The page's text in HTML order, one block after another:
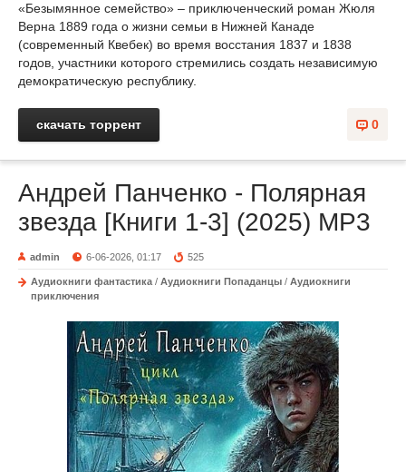
«Безымянное семейство» – приключенческий роман Жюля
Верна 1889 года о жизни семьи в Нижней Канаде
(современный Квебек) во время восстания 1837 и 1838
годов, участники которого стремились создать независимую
демократическую республику.
0
скачать торрент
Андрей Панченко - Полярная
звезда [Книги 1-3] (2025) MP3
admin 6-06-2026, 01:17 525
Аудиокниги фантастика / Аудиокниги Попаданцы / Аудиокниги
приключения